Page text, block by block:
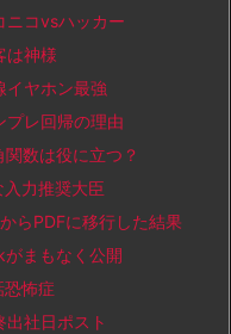
コvsハッカー
神様
ヤホン最強
レ回帰の理由
数は役に立つ？
力推奨大臣
らPDFに移行した結果
まもなく公開
怖症
社日ポスト